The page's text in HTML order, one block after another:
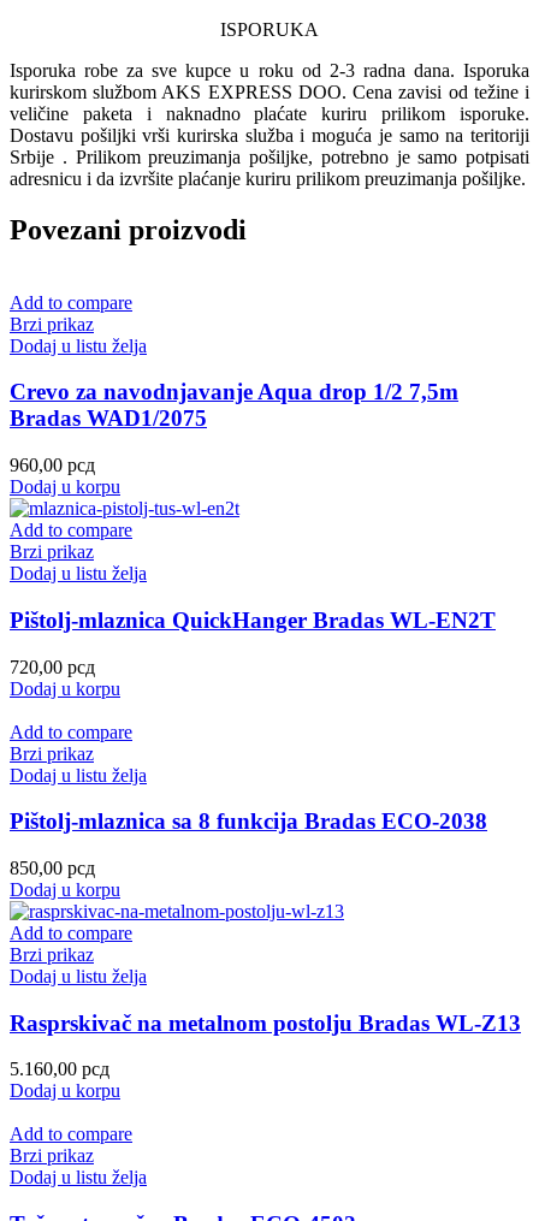
ISPORUKA
Isporuka robe za sve kupce u roku od 2-3 radna dana. Isporuka
kurirskom službom AKS EXPRESS DOO. Cena zavisi od težine i
veličine paketa i naknadno plaćate kuriru prilikom isporuke.
Dostavu pošiljki vrši kurirska služba i moguća je samo na teritoriji
Srbije . Prilikom preuzimanja pošiljke, potrebno je samo potpisati
adresnicu i da izvršite plaćanje kuriru prilikom preuzimanja pošiljke.
Povezani proizvodi
Add to compare
Brzi prikaz
Dodaj u listu želja
Crevo za navodnjavanje Aqua drop 1/2 7,5m
Bradas WAD1/2075
960,00 рсд
Dodaj u korpu
Add to compare
Brzi prikaz
Dodaj u listu želja
Pištolj-mlaznica QuickHanger Bradas WL-EN2T
720,00 рсд
Dodaj u korpu
Add to compare
Brzi prikaz
Dodaj u listu želja
Pištolj-mlaznica sa 8 funkcija Bradas ECO-2038
850,00 рсд
Dodaj u korpu
Add to compare
Brzi prikaz
Dodaj u listu želja
Rasprskivač na metalnom postolju Bradas WL-Z13
5.160,00 рсд
Dodaj u korpu
Add to compare
Brzi prikaz
Dodaj u listu želja